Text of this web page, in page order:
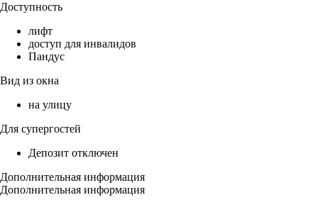
Доступность
лифт
доступ для инвалидов
Пандус
Вид из окна
на улицу
Для супергостей
Депозит отключен
Дополнительная информация
Дополнительная информация